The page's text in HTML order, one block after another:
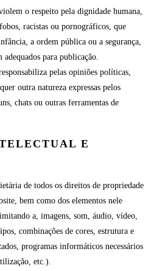
o respeito pela dignidade humana,
racistas ou pornográficos, que
a ordem pública ou a segurança,
para publicação.
pelas opiniões políticas,
outra natureza expressas pelos
chats ou outras ferramentas de
E
de todos os direitos de propriedade
bem como dos elementos nele
a, imagens, som, áudio, vídeo,
combinações de cores, estrutura e
programas informáticos necessários
etc.).